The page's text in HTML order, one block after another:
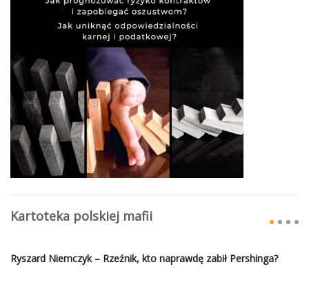
Kartoteka polskiej mafii
Ryszard Niemczyk – Rzeźnik, kto naprawdę zabił Pershinga?